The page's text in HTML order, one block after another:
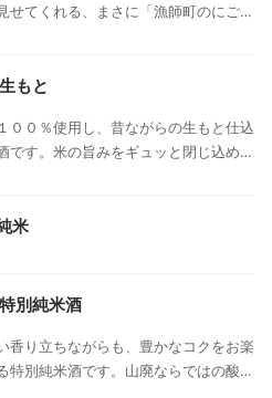
せてくれる、まさに「漁師町のにご
くれます。
もと
００％使用し、昔ながらの生もと仕込
です。米の旨みをギュッと閉じ込めた
おばんざいやおでん、湯豆腐 、鍋
米
別純米酒
香り立ちながらも、豊かなコクをお楽
特別純米酒です。山廃ならではの酸味